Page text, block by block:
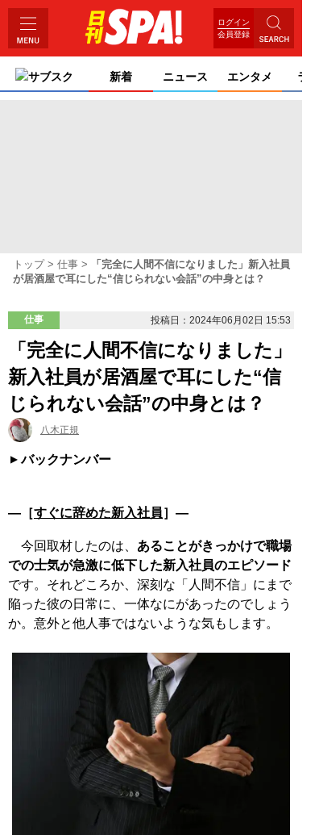
ログイン
会員登録
サブスク 新着 ニュース エンタメ ライ
トップ 仕事
「完全に人間不信になりました」新入社員
が居酒屋で耳にした“信じられない会話”の中身とは？
仕事 投稿日：2024年06月02日 15:53
「完全に人間不信になりました」
新入社員が居酒屋で耳にした“信
じられない会話”の中身とは？
八木正規
バックナンバー
―［すぐに辞めた新入社員］―
今回取材したのは、 あることがきっかけで職場
での士気が急激に低下した新入社員のエピソード
です。それどころか、深刻な「人間不信」にまで
陥った彼の日常に、一体なにがあったのでしょう
か。意外と他人事ではないような気もします。